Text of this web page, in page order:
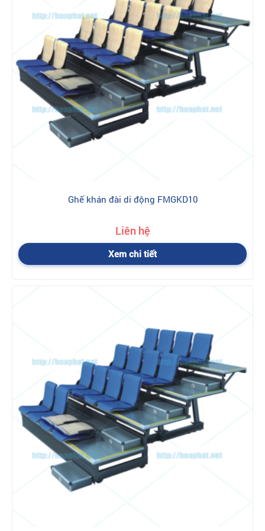
Ghế khán đài di động FMGKD10
Liên hệ
Xem chi tiết